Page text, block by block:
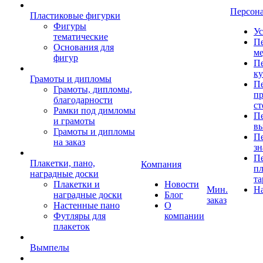
Пластиковые фигурки
Фигуры
тематические
Основания для
фигур
Грамоты и дипломы
Грамоты, дипломы,
благодарности
Рамки под димломы
и грамоты
Грамоты и дипломы
на заказ
Плакетки, пано,
наградные доски
Плакетки и
наградные доски
Настенные пано
Футляры для
плакеток
Вымпелы
Компания
Новости
Блог
О
компании
Мин.
заказ